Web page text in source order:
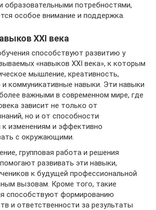
образовательными потребностями,
особое внимание и поддержка.
XXI века
способствуют развитию у
«навыков XXI века», к которым
мышление, креативность,
и коммуникативные навыки. Эти навыки
важными в современном мире, где
зависит не только от
но и от способности
к изменениям и эффективно
с окружающими.
групповая работа и решения
развивать эти навыки,
к будущей профессиональной
вызовам. Кроме того, такие
способствуют формированию
и ответственности за результаты